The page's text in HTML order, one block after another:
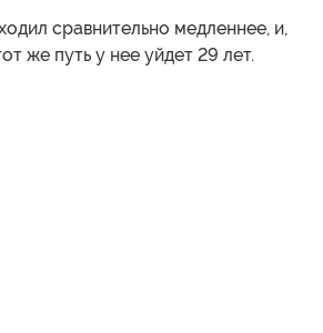
сравнительно медленнее, и,
же путь у нее уйдет 29 лет.